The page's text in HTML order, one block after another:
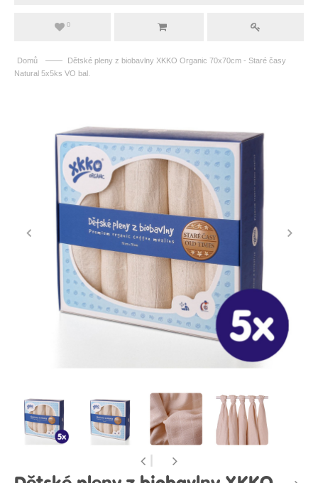
0
Domů ——
Dětské pleny z biobavlny XKKO Organic 70x70cm - Staré časy
Natural 5x5ks VO bal.